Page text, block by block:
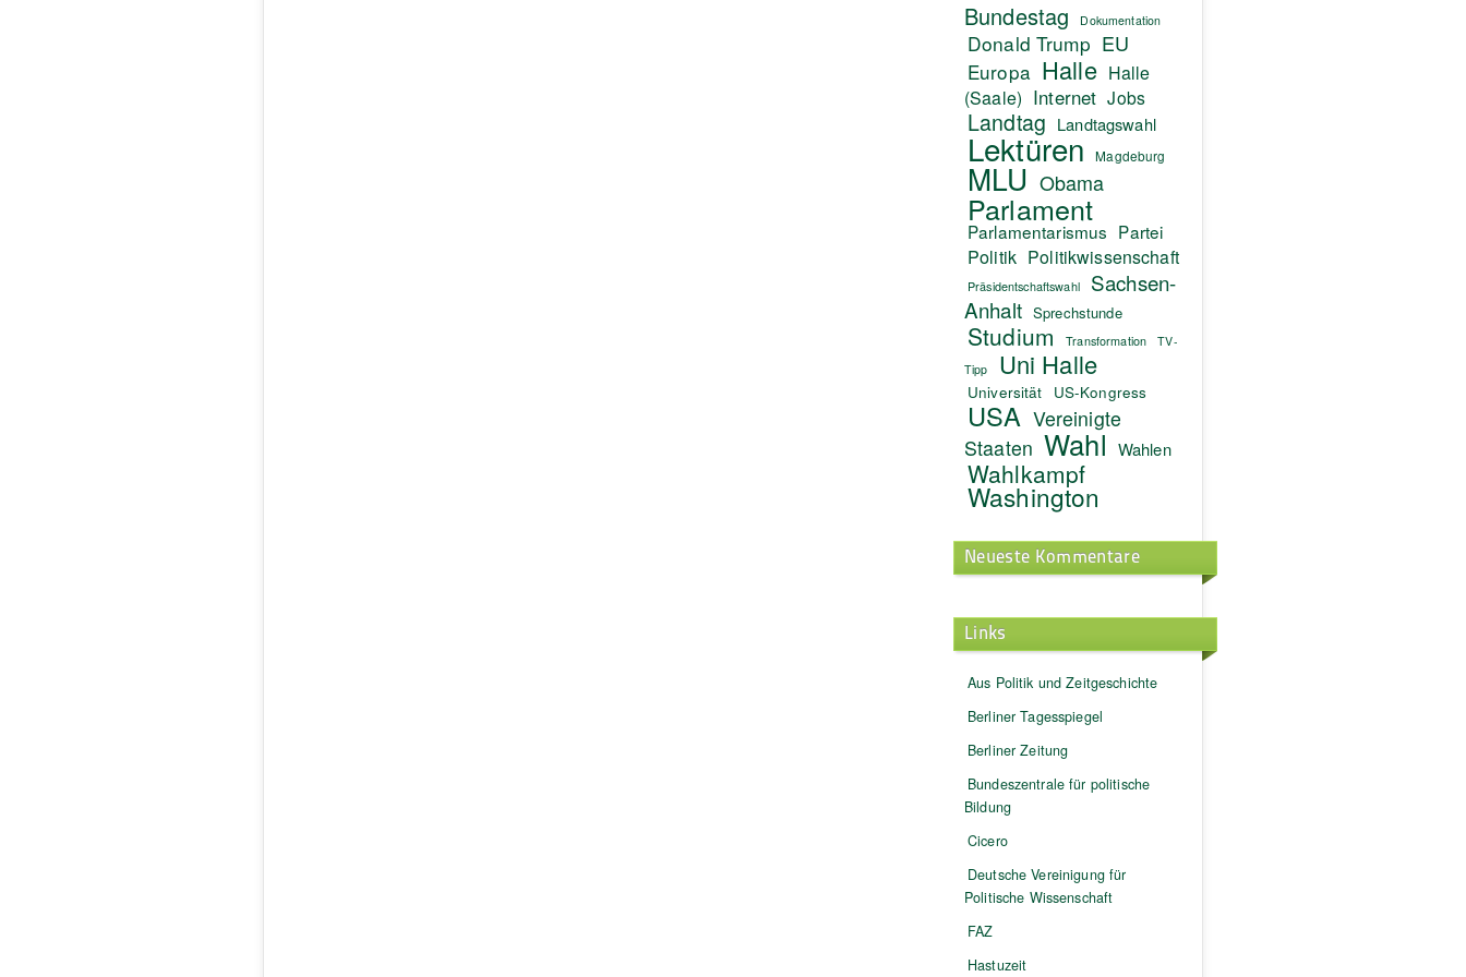
Bundestag
Dokumentation
Donald Trump EU
Europa Halle Halle
(Saale) Internet Jobs
Landtag Landtagswahl
Lektüren Magdeburg
MLU Obama
Parlament
Parlamentarismus Partei
Politik Politikwissenschaft
Präsidentschaftswahl
Sachsen-
Anhalt Sprechstunde
Studium Transformation
TV-
Tipp
Uni Halle
Universität US-Kongress
USA Vereinigte
Staaten Wahl Wahlen
Wahlkampf
Washington
Neueste Kommentare
Links
Aus Politik und Zeitgeschichte
Berliner Tagesspiegel
Berliner Zeitung
Bundeszentrale für politische
Bildung
Cicero
Deutsche Vereinigung für
Politische Wissenschaft
FAZ
Hastuzeit